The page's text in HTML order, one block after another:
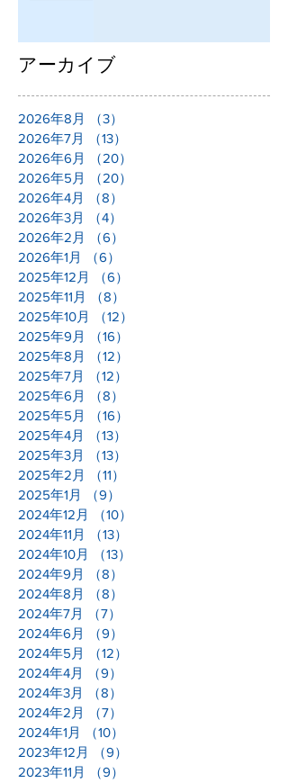
アーカイブ
2026年8月 （3）
2026年7月
（13）
2026年6月
（20）
2026年5月
（20）
2026年4月
（8）
2026年3月
（4）
2026年2月
（6）
2026年1月
（6）
2025年12月
（6）
2025年11月
（8）
2025年10月
（12）
2025年9月
（16）
2025年8月
（12）
2025年7月
（12）
2025年6月
（8）
2025年5月
（16）
2025年4月
（13）
2025年3月
（13）
2025年2月
（11）
2025年1月
（9）
2024年12月
（10）
2024年11月
（13）
2024年10月
（13）
2024年9月
（8）
2024年8月
（8）
2024年7月
（7）
2024年6月
（9）
2024年5月
（12）
2024年4月
（9）
2024年3月
（8）
2024年2月
（7）
2024年1月
（10）
2023年12月
（9）
2023年11月
（9）